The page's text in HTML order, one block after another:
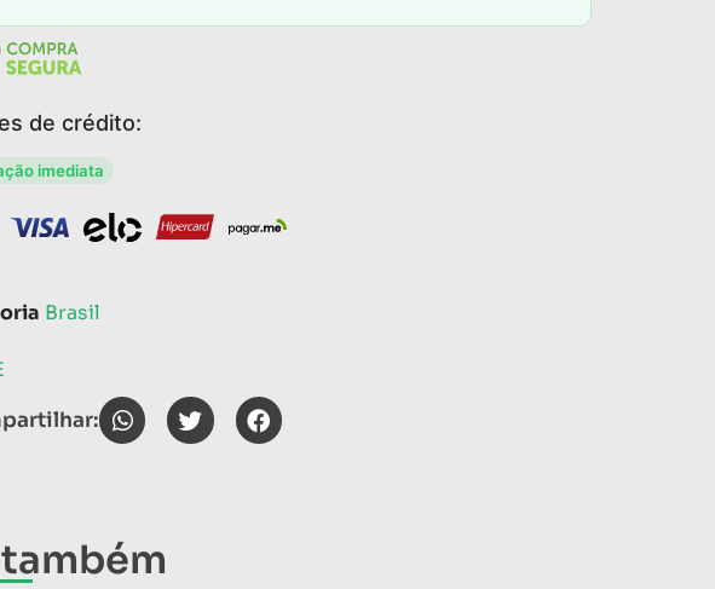
de crédito:
imediata
Brasil